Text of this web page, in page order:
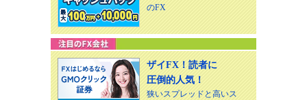
のFX
ザイFX！読者に
圧倒的人気！
狭いスプレッドと高いス